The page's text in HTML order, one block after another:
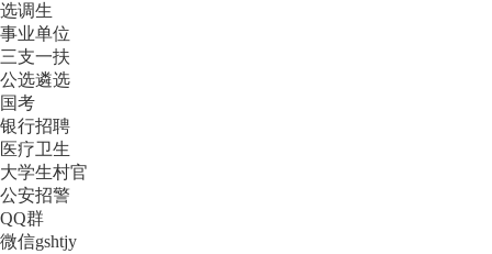
选调生
事业单位
三支一扶
公选遴选
国考
银行招聘
医疗卫生
大学生村官
公安招警
QQ群
微信gshtjy